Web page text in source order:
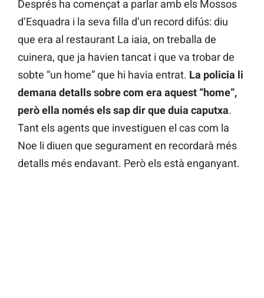
Després ha començat a parlar amb els Mossos
d’Esquadra i la seva filla d’un record difús: diu
que era al restaurant La iaia, on treballa de
cuinera, que ja havien tancat i que va trobar de
sobte “un home” que hi havia entrat. La policia li
demana detalls sobre com era aquest “home”,
però ella només els sap dir que duia caputxa.
Tant els agents que investiguen el cas com la
Noe li diuen que segurament en recordarà més
detalls més endavant. Però els està enganyant.